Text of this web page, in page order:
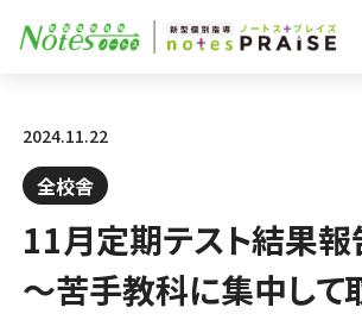
2024.11.22
全校舎
11月定期テスト結果報
～苦手教科に集中して